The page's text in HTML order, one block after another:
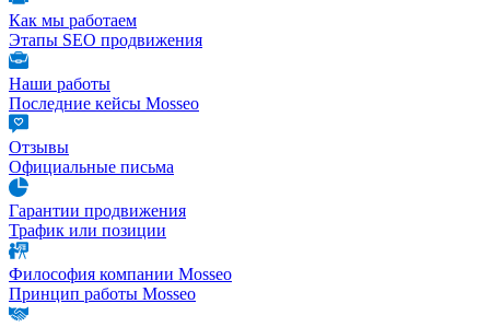
Как мы работаем
Этапы SEO продвижения
Наши работы
Последние кейсы Mosseo
Отзывы
Официальные письма
Гарантии продвижения
Трафик или позиции
Философия компании Mosseo
Принцип работы Mosseo